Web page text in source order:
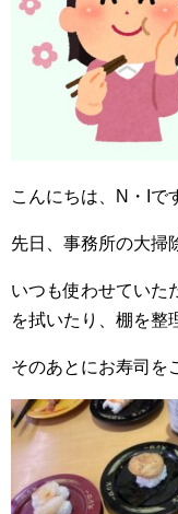
こんにちは、N・Iで
先日、事務所の大掃
いつも使わせていた
を拭いたり、棚を整
そのあとにお寿司を